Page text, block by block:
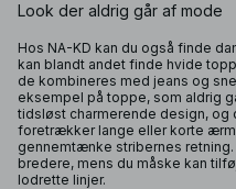
Look der aldrig går af mode
Hos NA-KD kan du også finde
kan blandt andet finde hvide
de kombineres med jeans og
eksempel på toppe, som aldrig
tidsløst charmerende design,
foretrækker lange eller korte
gennemtænke stribernes
bredere, mens du måske kan
lodrette linjer.